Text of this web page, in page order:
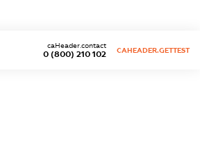
0 (800) 210 102
caHeader.contact
CAHEADER.GETTEST